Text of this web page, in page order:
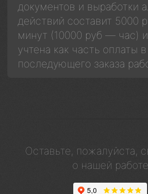
документов и выработки
действий составит 5000
минут (10000 руб — час)
учтена как часть оплаты
последующего заказа
Оставьте, пожалуйста,
о нашей работе